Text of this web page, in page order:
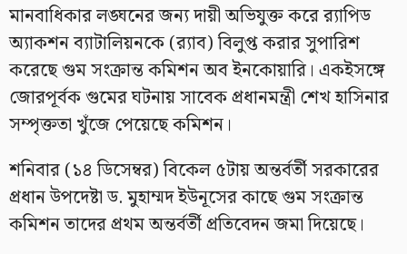
মানবাধিকার লঙ্ঘনের জন্য দায়ী অভিযুক্ত করে র‌্যাপিড
অ্যাকশন ব্যাটালিয়নকে (র‌্যাব) বিলুপ্ত করার সুপারিশ
করেছে গুম সংক্রান্ত কমিশন অব ইনকোয়ারি। একইসঙ্গে
জোরপূর্বক গুমের ঘটনায় সাবেক প্রধানমন্ত্রী শেখ হাসিনার
সম্পৃক্ততা খুঁজে পেয়েছে কমিশন।‌
শনিবার (১৪ ডিসেম্বর) বিকেল ৫টায় অন্তর্বর্তী সরকারের
প্রধান উপদেষ্টা ড. মুহাম্মদ ইউনূসের কাছে গুম সংক্রান্ত
কমিশন তাদের প্রথম অন্তর্বর্তী প্রতিবেদন জমা দিয়েছে।